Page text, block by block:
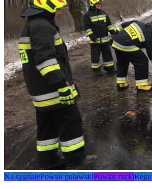
Na sygnalePowiat puławskiPowiat rycki